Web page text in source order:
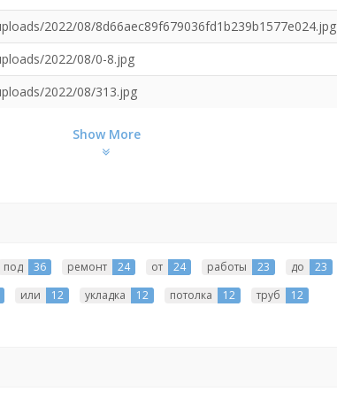
2022/08/8d66aec89f679036fd1b239b1577e024.jpg
2022/08/0-8.jpg
2022/08/313.jpg
Show More
под 36 ремонт 24 от 24 работы 23 до
23
или 12 укладка 12 потолка 12 труб 12